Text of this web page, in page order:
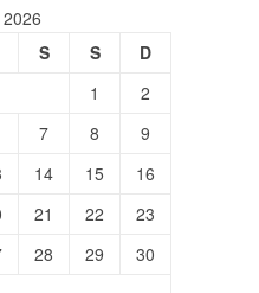
S S
D
1
2
7 8
9
14 15
16
21 22
23
28 29
30